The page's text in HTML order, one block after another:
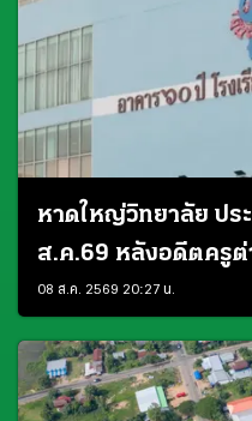
หาดใหญ่วิทยาลัย ปร
ส.ค.69 หลังอดีตครูต่
08 ส.ค. 2569 20:27 น.